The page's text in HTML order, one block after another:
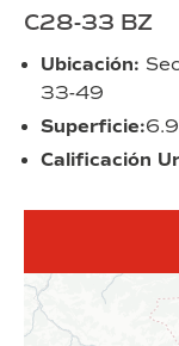
C28-33 BZ
Ubicación:
33-49
Superficie:
Calificación